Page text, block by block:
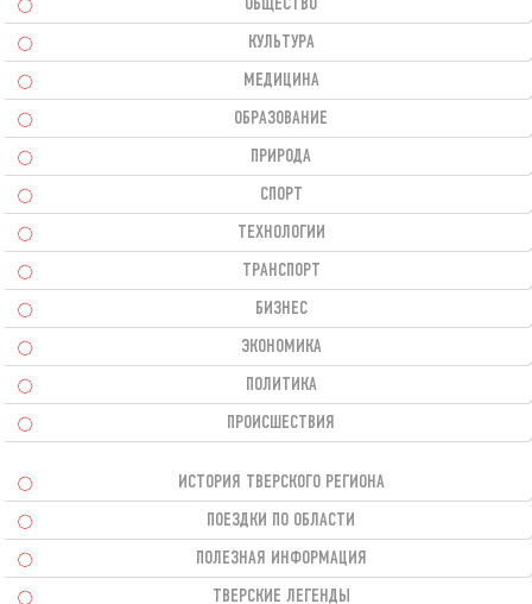
ОБЩЕСТВО
КУЛЬТУРА
МЕДИЦИНА
ОБРАЗОВАНИЕ
ПРИРОДА
СПОРТ
ТЕХНОЛОГИИ
ТРАНСПОРТ
БИЗНЕС
ЭКОНОМИКА
ПОЛИТИКА
ПРОИСШЕСТВИЯ
ИСТОРИЯ ТВЕРСКОГО РЕГИОНА
ПОЕЗДКИ ПО ОБЛАСТИ
ПОЛЕЗНАЯ ИНФОРМАЦИЯ
ТВЕРСКИЕ ЛЕГЕНДЫ